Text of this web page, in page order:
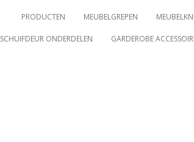
PRODUCTEN MEUBELGREPEN
SCHUIFDEUR ONDERDELEN GARDEROBE